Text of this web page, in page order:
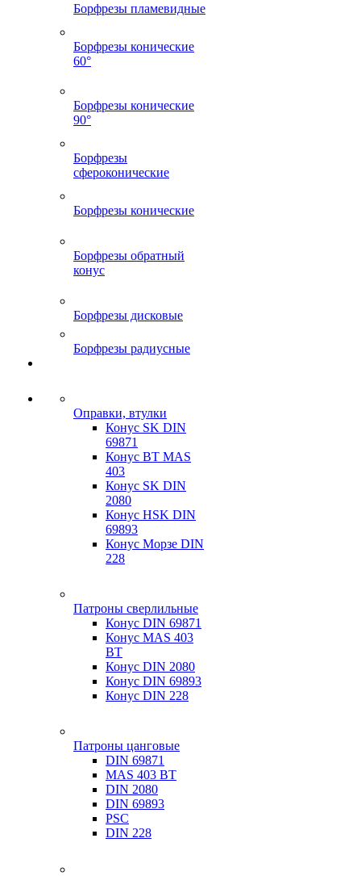
Борфрезы пламевидные
Борфрезы конические
60°
Борфрезы конические
90°
Борфрезы
сфероконические
Борфрезы конические
Борфрезы обратный
конус
Борфрезы дисковые
Борфрезы радиусные
Оправки, втулки
Конус SK DIN
69871
Конус BT MAS
403
Конус SK DIN
2080
Конус HSK DIN
69893
Конус Морзе DIN
228
Патроны сверлильные
Конус DIN 69871
Конус MAS 403
BT
Конус DIN 2080
Конус DIN 69893
Конус DIN 228
Патроны цанговые
DIN 69871
MAS 403 BT
DIN 2080
DIN 69893
PSC
DIN 228